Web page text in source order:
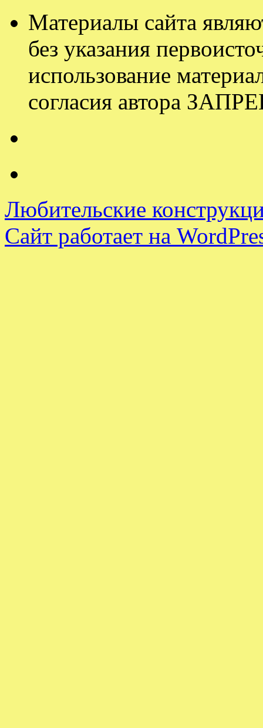
Материалы сайта
без указания
использование
согласия автора
Любительские
Сайт работает на